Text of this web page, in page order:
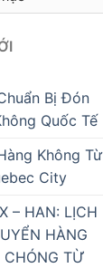
Bị Đón
Quốc Tế
Không Từ
City
– HAN: LỊCH
HÀNG
CHÓNG TỪ